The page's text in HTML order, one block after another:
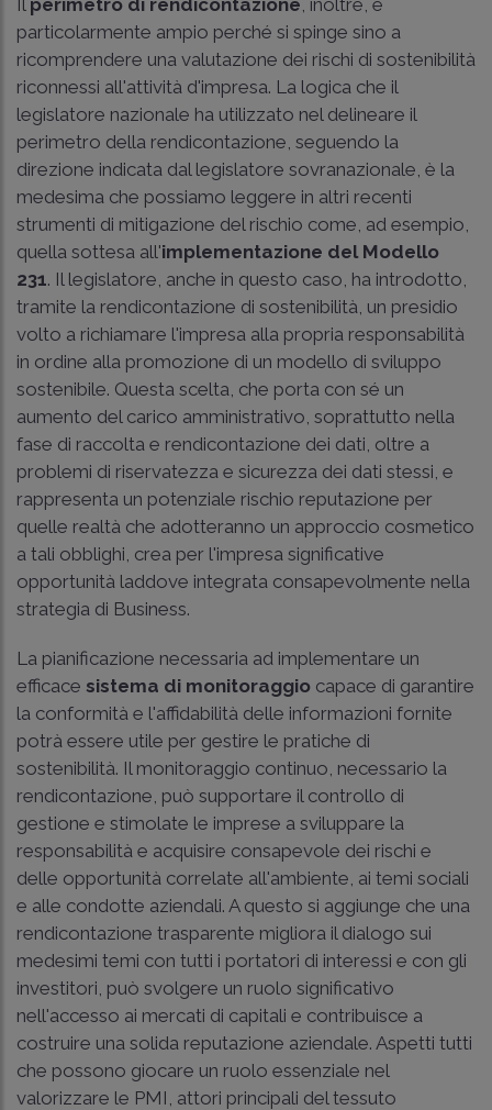
particolarmente ampio perché si spinge sino a
ricomprendere una valutazione dei rischi di sostenibilità
riconnessi all'attività d'impresa. La logica che il
legislatore nazionale ha utilizzato nel delineare il
perimetro della rendicontazione, seguendo la
direzione indicata dal legislatore sovranazionale, è la
medesima che possiamo leggere in altri recenti
strumenti di mitigazione del rischio come, ad esempio,
quella sottesa all'implementazione del Modello
231. Il legislatore, anche in questo caso, ha introdotto,
tramite la rendicontazione di sostenibilità, un presidio
volto a richiamare l'impresa alla propria responsabilità
in ordine alla promozione di un modello di sviluppo
sostenibile. Questa scelta, che porta con sé un
aumento del carico amministrativo, soprattutto nella
fase di raccolta e rendicontazione dei dati, oltre a
problemi di riservatezza e sicurezza dei dati stessi, e
rappresenta un potenziale rischio reputazione per
quelle realtà che adotteranno un approccio cosmetico
a tali obblighi, crea per l'impresa significative
opportunità laddove integrata consapevolmente nella
strategia di Business.
La pianificazione necessaria ad implementare un
efficace sistema di monitoraggio capace di garantire
la conformità e l'affidabilità delle informazioni fornite
potrà essere utile per gestire le pratiche di
sostenibilità. Il monitoraggio continuo, necessario la
rendicontazione, può supportare il controllo di
gestione e stimolate le imprese a sviluppare la
responsabilità e acquisire consapevole dei rischi e
delle opportunità correlate all'ambiente, ai temi sociali
e alle condotte aziendali. A questo si aggiunge che una
rendicontazione trasparente migliora il dialogo sui
medesimi temi con tutti i portatori di interessi e con gli
investitori, può svolgere un ruolo significativo
nell'accesso ai mercati di capitali e contribuisce a
costruire una solida reputazione aziendale. Aspetti tutti
che possono giocare un ruolo essenziale nel
valorizzare le PMI, attori principali del tessuto